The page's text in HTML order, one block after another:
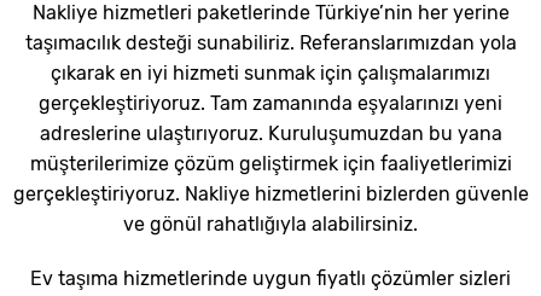
Nakliye hizmetleri paketlerinde Türkiye’nin her yerine
taşımacılık desteği sunabiliriz. Referanslarımızdan yola
çıkarak en iyi hizmeti sunmak için çalışmalarımızı
gerçekleştiriyoruz. Tam zamanında eşyalarınızı yeni
adreslerine ulaştırıyoruz. Kuruluşumuzdan bu yana
müşterilerimize çözüm geliştirmek için faaliyetlerimizi
gerçekleştiriyoruz. Nakliye hizmetlerini bizlerden güvenle
ve gönül rahatlığıyla alabilirsiniz.
Ev taşıma hizmetlerinde uygun fiyatlı çözümler sizleri